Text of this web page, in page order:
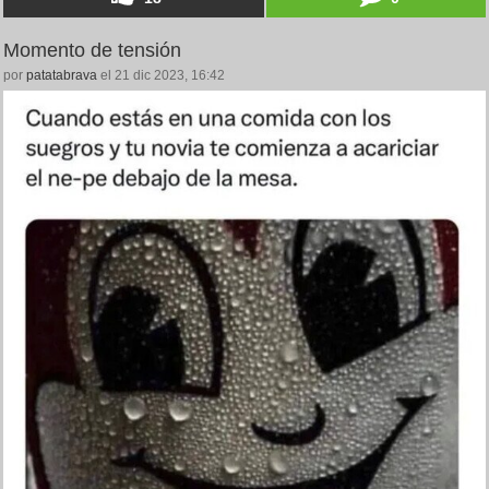
Momento de tensión
por patatabrava el 21 dic 2023, 16:42